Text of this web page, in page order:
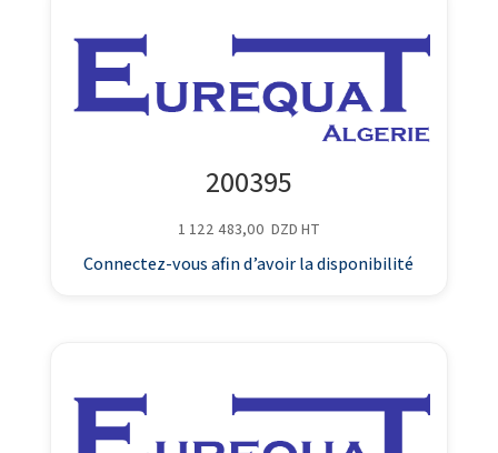
200395
1 122 483,00 DZD HT
Connectez-vous afin d’avoir la disponibilité